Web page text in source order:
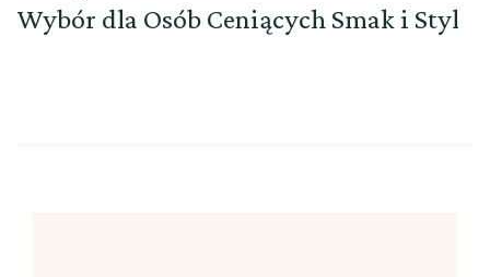
Wybór dla Osób Ceniących Smak i Styl